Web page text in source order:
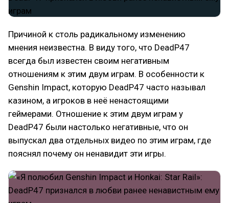
Причиной к столь радикальному изменению
мнения неизвестна. В виду того, что DeadP47
всегда был известен своим негативным
отношениям к этим двум играм. В особенности к
Genshin Impact, которую DeadP47 часто называл
казином, а игроков в неё ненастоящими
геймерами. Отношение к этим двум играм у
DeadP47 были настолько негативные, что он
выпускал два отдельных видео по этим играм, где
пояснял почему он ненавидит эти игры.